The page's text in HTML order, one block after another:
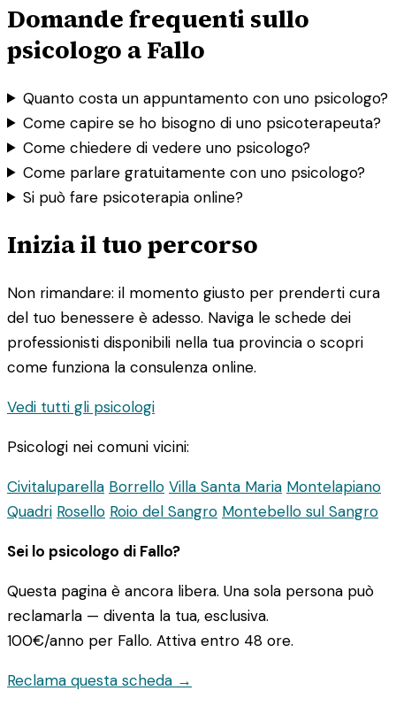
Domande frequenti sullo
psicologo a Fallo
Quanto costa un appuntamento con uno psicologo?
Come capire se ho bisogno di uno psicoterapeuta?
Come chiedere di vedere uno psicologo?
Come parlare gratuitamente con uno psicologo?
Si può fare psicoterapia online?
Inizia il tuo percorso
Non rimandare: il momento giusto per prenderti cura
del tuo benessere è adesso. Naviga le schede dei
professionisti disponibili nella tua provincia o scopri
come funziona la consulenza online.
Vedi tutti gli psicologi
Psicologi nei comuni vicini:
Civitaluparella Borrello Villa Santa Maria Montelapiano
Quadri Rosello Roio del Sangro Montebello sul Sangro
Sei lo psicologo di Fallo?
Questa pagina è ancora libera. Una sola persona può
reclamarla — diventa la tua, esclusiva.
100€/anno per Fallo. Attiva entro 48 ore.
Reclama questa scheda →